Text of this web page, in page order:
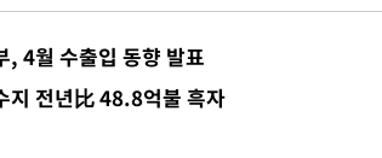
아시안게임서 '홈팀' 일본과 한일전
서 모터보트 전복…1명 사망·1명 실종
꺾이지만…'낮 최고 35도' 무더위, 열대야 계속[다음주
수색·성접대 논란 사과…쇄신의 기회로 삼겠다"
, 4월 수출입 동향 발표
지 전년比 48.8억불 흑자